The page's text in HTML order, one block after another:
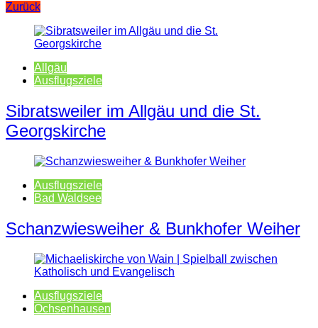
Zurück
Allgäu
Ausflugsziele
Sibratsweiler im Allgäu und die St.
Georgskirche
Ausflugsziele
Bad Waldsee
Schanzwiesweiher & Bunkhofer Weiher
Ausflugsziele
Ochsenhausen